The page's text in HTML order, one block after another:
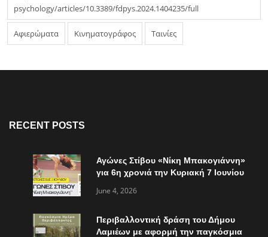
psychology/articles/10.3389/fdpys.2024.1404235/full
Αφιερώματα Κινηματογράφος Ταινίες
RECENT POSTS
Αγώνες Στίβου «Νίκη Μπακογιάννη»
για 6η χρονιά την Κυριακή 7 Ιουνίου
June 4, 2026
Περιβαλλοντική δράση του Δήμου
Λαμιέων με αφορμή την παγκόσμια